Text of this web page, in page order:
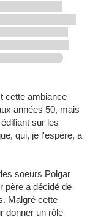
cette ambiance
années 50, mais
sur les
qui, je l'espère, a
soeurs Polgar
père a décidé de
Malgré cette
donner un rôle